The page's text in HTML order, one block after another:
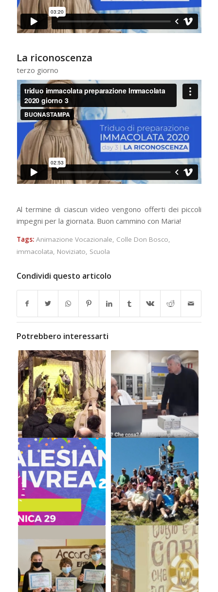
La riconoscenza
terzo giorno
Al termine di ciascun video vengono offerti dei piccoli
impegni per la giornata. Buon cammino con Maria!
Tags: Animazione Vocazionale, Colle Don Bosco,
immacolata, Noviziato, Scuola
Condividi questo articolo
Potrebbero interessarti